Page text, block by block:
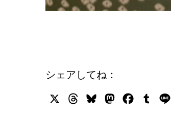
シェアしてね：
ThreadsBlueskyMastodonFacebook
Tumblr